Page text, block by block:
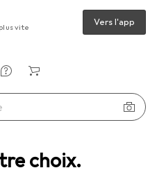
choix.
vite Vers l'app
SN850X powered by SANDISK